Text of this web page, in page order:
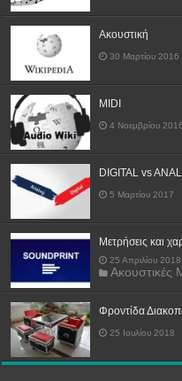
Ακουστική
30 Μαρτίου 2016
MIDI
4 Νοεμβρίου 2016
DIGITAL vs
5 Μαρτίου 2017
Μετρήσεις και
25 Απριλίου 2018
Ακουστικές
Φροντίδα
25 Ιουλίου 2018